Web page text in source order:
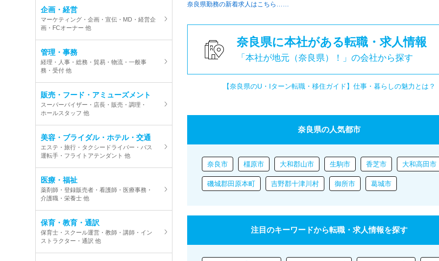
企画・経営
マーケティング・企画・宣伝・MD・経営企
画・FCオーナー 他
管理・事務
経理・人事・総務・貿易・物流・一般事
務・受付 他
販売・フード・アミューズメント
スーパーバイザー・店長・販売・調理・
ホールスタッフ 他
美容・ブライダル・ホテル・交通
エステ・旅行・タクシードライバー・バス
運転手・フライトアテンダント 他
医療・福祉
薬剤師・登録販売者・看護師・医療事務・
介護職・栄養士 他
保育・教育・通訳
保育士・スクール運営・教師・講師・イン
ストラクター・通訳 他
奈良県勤務の新着求人はこちら……
奈良県に本社がある転職・求人情報
「本社が地元（奈良県）！」の会社から探す
【奈良県のU・Iターン転職・移住ガイド】仕事・暮らしの魅力とは？
奈良県の人気都市
奈良市 橿原市 大和郡山市 生駒市 香芝市 大和高田市
磯城郡田原本町 吉野郡十津川村 御所市 葛城市
注目のキーワードから転職・求人情報を探す